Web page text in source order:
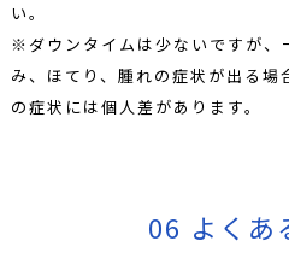
い。
※ダウンタイムは少ないですが、
み、ほてり、腫れの症状が出る場
の症状には個人差があります。
06 よくあ